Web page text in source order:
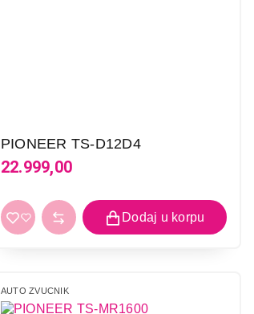
PIONEER TS-D12D4
22.999,00
AUTO ZVUCNIK